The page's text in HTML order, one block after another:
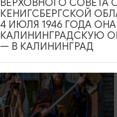
ВЕРХОВНОГО СОВЕТА
КЕНИГСБЕРГСКОЙ
4 ИЮЛЯ 1946 ГОДА
КАЛИНИНГРАДСКУЮ
— В КАЛИНИНГРАД